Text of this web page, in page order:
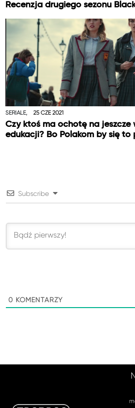
Recenzja drugiego sezonu
SERIALE, 25 CZE 2021
Czy ktoś ma ochotę na jeszcze
edukacji? Bo Polakom by się to
Subscribe
0 KOMENTARZY